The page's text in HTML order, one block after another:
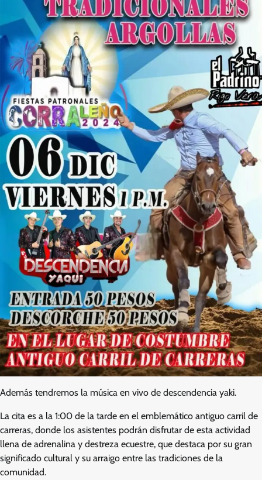
Además tendremos la música en vivo de descendencia yaki.
La cita es a la 1:00 de la tarde en el emblemático antiguo carril de
carreras, donde los asistentes podrán disfrutar de esta actividad
llena de adrenalina y destreza ecuestre, que destaca por su gran
significado cultural y su arraigo entre las tradiciones de la
comunidad.